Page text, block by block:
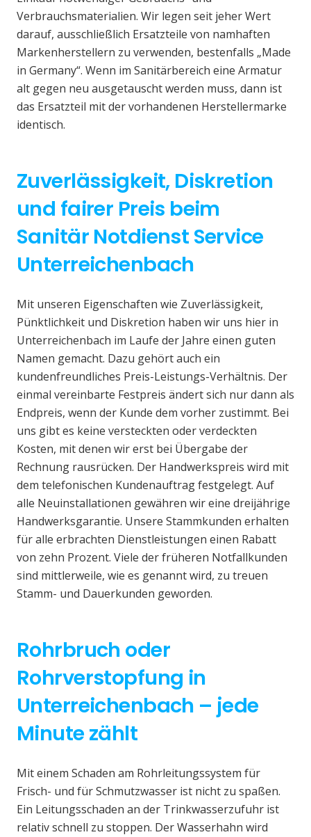
Verbrauchsmaterialien. Wir legen seit jeher Wert
darauf, ausschließlich Ersatzteile von namhaften
Markenherstellern zu verwenden, bestenfalls „Made
in Germany“. Wenn im Sanitärbereich eine Armatur
alt gegen neu ausgetauscht werden muss, dann ist
das Ersatzteil mit der vorhandenen Herstellermarke
identisch.
Zuverlässigkeit, Diskretion
und fairer Preis beim
Sanitär Notdienst Service
Unterreichenbach
Mit unseren Eigenschaften wie Zuverlässigkeit,
Pünktlichkeit und Diskretion haben wir uns hier in
Unterreichenbach im Laufe der Jahre einen guten
Namen gemacht. Dazu gehört auch ein
kundenfreundliches Preis-Leistungs-Verhältnis. Der
einmal vereinbarte Festpreis ändert sich nur dann als
Endpreis, wenn der Kunde dem vorher zustimmt. Bei
uns gibt es keine versteckten oder verdeckten
Kosten, mit denen wir erst bei Übergabe der
Rechnung rausrücken. Der Handwerkspreis wird mit
dem telefonischen Kundenauftrag festgelegt. Auf
alle Neuinstallationen gewähren wir eine dreijährige
Handwerksgarantie. Unsere Stammkunden erhalten
für alle erbrachten Dienstleistungen einen Rabatt
von zehn Prozent. Viele der früheren Notfallkunden
sind mittlerweile, wie es genannt wird, zu treuen
Stamm- und Dauerkunden geworden.
Rohrbruch oder
Rohrverstopfung in
Unterreichenbach – jede
Minute zählt
Mit einem Schaden am Rohrleitungssystem für
Frisch- und für Schmutzwasser ist nicht zu spaßen.
Ein Leitungsschaden an der Trinkwasserzufuhr ist
relativ schnell zu stoppen. Der Wasserhahn wird